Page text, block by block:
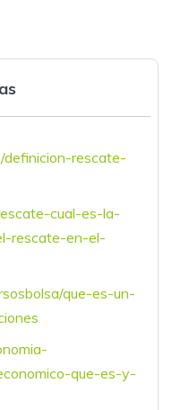
rescate-
cual-es-la-
rescate-en-el-
que-es-un-
que-es-y-